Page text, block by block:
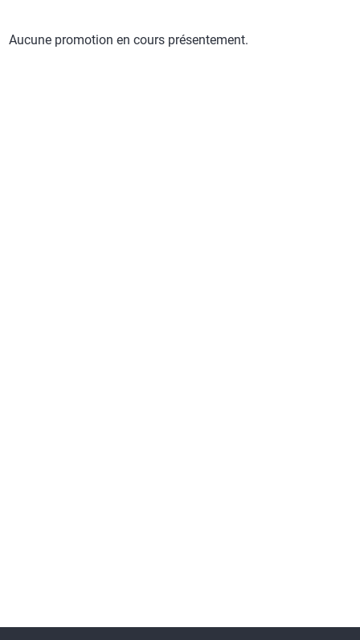
Aucune promotion en cours présentement.